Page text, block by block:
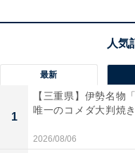
この商品のおすすめ
30畳もの広範囲に対応
がら、驚くほどの
静音
な微風から強力な循環
自在に操れます！
ト操作も健在
で、スマ
最新
1
【三重県】伊勢名物
唯一のコメダ大判焼
2026/08/06